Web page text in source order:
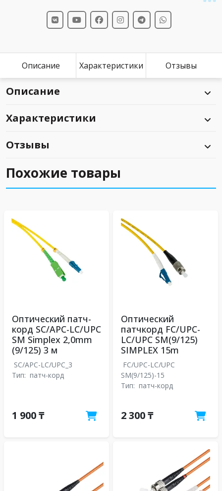
Описание Характеристики Отзывы
Описание
Характеристики
Отзывы
Похожие товары
Оптический патч-
корд SC/APC-LC/UPC
SM Simplex 2,0mm
(9/125) 3 м
SC/APC-LC/UPC_3
Тип: патч-корд
1 900 ₸
Оптический
патчкорд FC/UPC-
LC/UPC SM(9/125)
SIMPLEX 15m
FC/UPC-LC/UPC
SM(9/125)-15
Тип: патч-корд
2 300 ₸